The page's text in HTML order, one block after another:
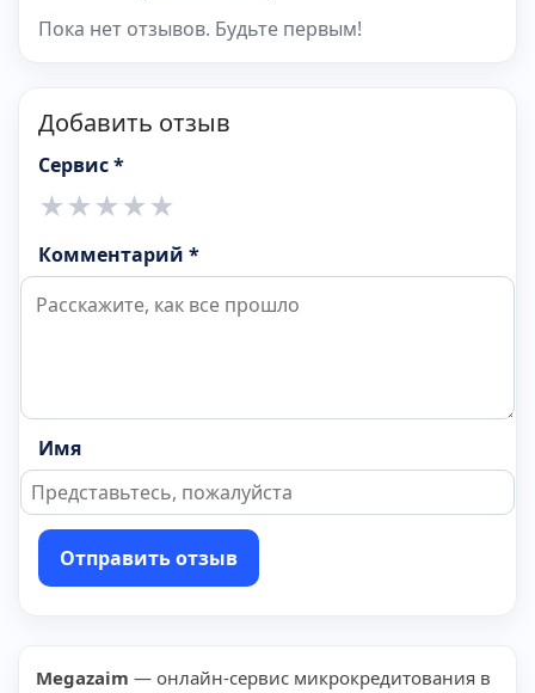
Пока нет отзывов. Будьте первым!
Добавить отзыв
Сервис *
★ ★ ★ ★ ★
Комментарий *
Имя
Отправить отзыв
Megazaim — онлайн-сервис микрокредитования в